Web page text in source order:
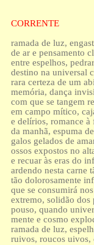
CORRENTE
ramada de luz,
de ar e pensamento
entre espelhos,
destino na universal
rara certeza de um
memória, dança
com que se tangem
em campo mítico,
e delírios, romance à
da manhã, espuma
galos gelados de
ossos expostos no
e recuar às eras do
ardendo nesta carne
tão dolorosamente
que se consumirá
extremo, solidão dos
pouso, quando
mente e cosmo
ramada de luz,
ruivos, roucos uivos,